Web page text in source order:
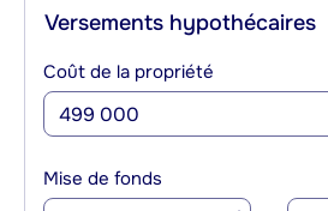
Versements hypothécaires
Coût de la propriété
Mise de fonds